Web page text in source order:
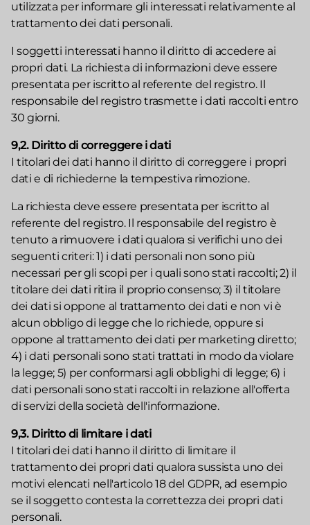
utilizzata per informare gli interessati relativamente al
trattamento dei dati personali.
I soggetti interessati hanno il diritto di accedere ai
propri dati. La richiesta di informazioni deve essere
presentata per iscritto al referente del registro. Il
responsabile del registro trasmette i dati raccolti entro
30 giorni.
9,2. Diritto di correggere i dati
I titolari dei dati hanno il diritto di correggere i propri
dati e di richiederne la tempestiva rimozione.
La richiesta deve essere presentata per iscritto al
referente del registro. Il responsabile del registro è
tenuto a rimuovere i dati qualora si verifichi uno dei
seguenti criteri: 1) i dati personali non sono più
necessari per gli scopi per i quali sono stati raccolti; 2) il
titolare dei dati ritira il proprio consenso; 3) il titolare
dei dati si oppone al trattamento dei dati e non vi è
alcun obbligo di legge che lo richiede, oppure si
oppone al trattamento dei dati per marketing diretto;
4) i dati personali sono stati trattati in modo da violare
la legge; 5) per conformarsi agli obblighi di legge; 6) i
dati personali sono stati raccolti in relazione all'offerta
di servizi della società dell'informazione.
9,3. Diritto di limitare i dati
I titolari dei dati hanno il diritto di limitare il
trattamento dei propri dati qualora sussista uno dei
motivi elencati nell'articolo 18 del GDPR, ad esempio
se il soggetto contesta la correttezza dei propri dati
personali.